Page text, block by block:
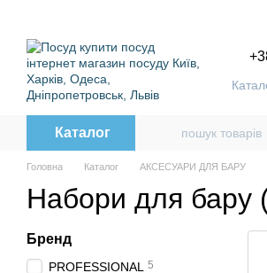
Каталог
Головна Каталог АКСЕСУАРИ ДЛЯ БАРУ
Набори для бару
Бренд
PROFESSIONAL 5